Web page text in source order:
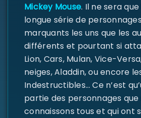
Mot de passe*
Se souvenir de moi
SE CONNECTER
Mickey Mouse. Il ne sera
longue série de
marquants les uns que les
différents et pourtant si
Lion, Cars, Mulan, Vice-
neiges, Aladdin, ou encore
Indestructibles… Ce n’est
partie des personnages que
connaissons tous et qui ont